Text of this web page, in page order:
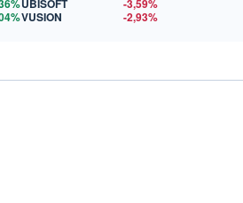
UBISOFT
-3,59%
VUSION
-2,93%